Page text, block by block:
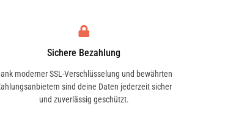
Sichere Bezahlung
moderner SSL-Verschlüsselung und bewährten
sind deine Daten jederzeit sicher
und zuverlässig geschützt.